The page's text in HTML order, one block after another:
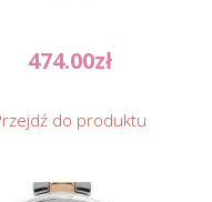
474.00zł
do produktu